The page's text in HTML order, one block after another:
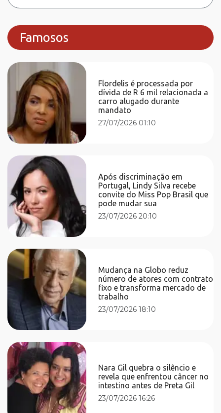
Famosos
Flordelis é processada por
dívida de R 6 mil relacionada a
carro alugado durante
mandato
27/07/2026 01:10
Após discriminação em
Portugal, Lindy Silva recebe
convite do Miss Pop Brasil que
pode mudar sua
23/07/2026 20:10
Mudança na Globo reduz
número de atores com contrato
fixo e transforma mercado de
trabalho
23/07/2026 18:10
Nara Gil quebra o silêncio e
revela que enfrentou câncer no
intestino antes de Preta Gil
23/07/2026 16:26